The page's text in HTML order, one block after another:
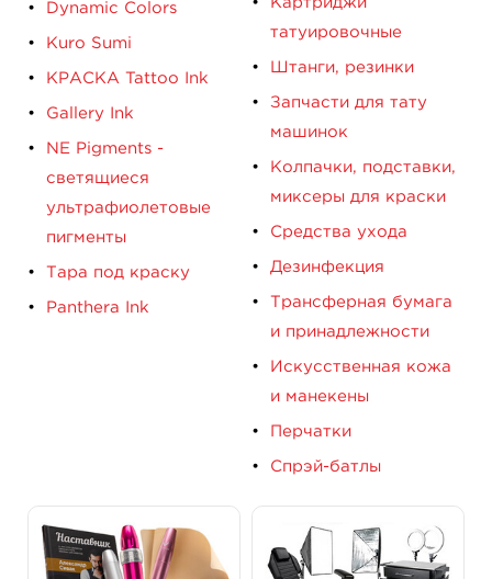
Dynamic Colors
Kuro Sumi
КРАСКА Tattoo Ink
Gallery Ink
NE Pigments -
светящиеся
ультрафиолетовые
пигменты
Тара под краску
Panthera Ink
татуировочные
Штанги, резинки
Запчасти для тату
машинок
Колпачки, подставки,
миксеры для краски
Средства ухода
Дезинфекция
Трансферная бумага
и принадлежности
Искусственная кожа
и манекены
Перчатки
Спрэй-батлы